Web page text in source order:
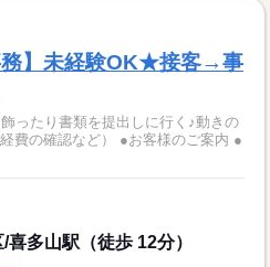
務】未経験OK★接客→事
ったり書類を提出しに行く♪動きの
費の確認など） ●お客様のご案内 ●
多山駅（徒歩 12分）